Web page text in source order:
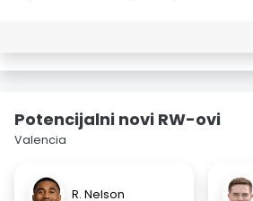
Potencijalni novi RW-ovi
Valencia
R. Nelson